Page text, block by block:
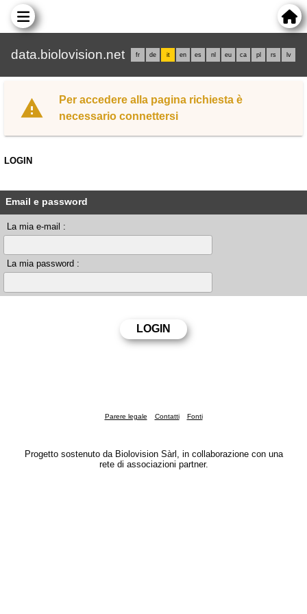
data.biolovision.net fr de it en es nl eu ca pl rs lv
Per accedere alla pagina richiesta è
necessario connettersi
LOGIN
Email e password
La mia e-mail :
La mia password :
Parere legale Contatti Fonti
Progetto sostenuto da Biolovision Sàrl, in collaborazione con una
rete di associazioni partner.